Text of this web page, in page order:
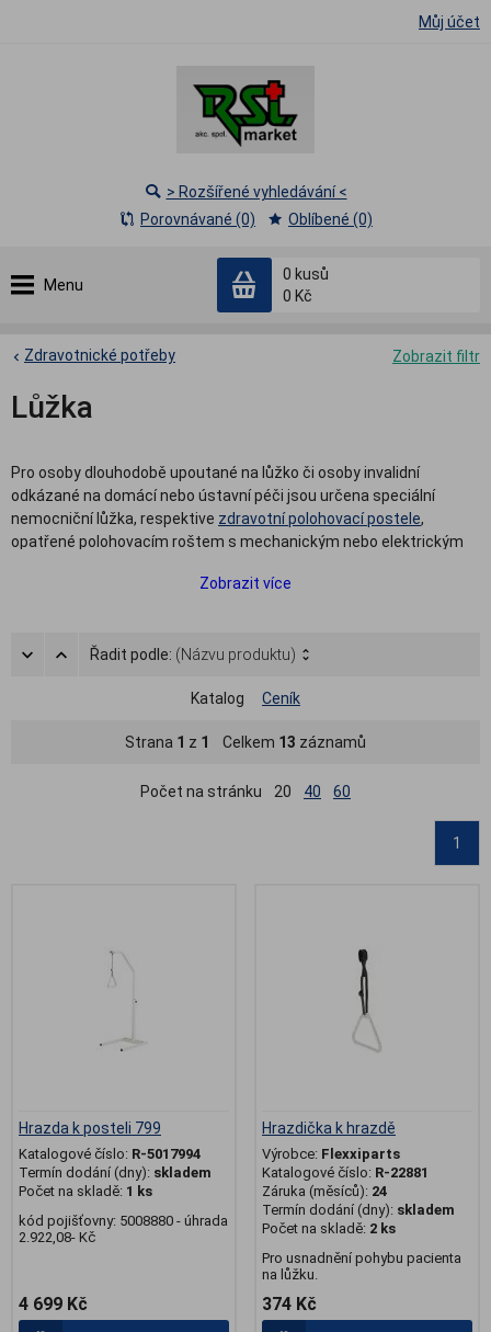
Můj účet
Menu
0 kusů
0 Kč
> Rozšířené vyhledávání <
Porovnávané (0)
Oblíbené (0)
Zobrazit filtr
Zdravotnické potřeby
Lůžka
Pro osoby dlouhodobě upoutané na lůžko či osoby invalidní
odkázané na domácí nebo ústavní péči jsou určena speciální
nemocniční lůžka, respektive zdravotní polohovací postele,
opatřené polohovacím roštem s mechanickým nebo elektrickým
s elektrickým ovládáním. Zdravotní polohovací lůžka obecně
proleženinám.
Do výbavy zdravotního polohovacího lůžka patří také bezpečnostní
hrazda k posteli, zádová opěrka čistolek k posteli. Pomocnou
samostatně. Nevíte-li si rady se správným výběrem zdravotní
Zobrazit více
Řadit podle: (Názvu produktu)
Katalog Ceník
Strana 1 z 1 Celkem 13 záznamů
Počet na stránku 20 40 60
1
Hrazda k posteli 799
Katalogové číslo: R-5017994
Termín dodání (dny): skladem
Počet na skladě: 1 ks
kód pojišťovny: 5008880 - úhrada
2.922,08- Kč
4 699 Kč
Hrazdička k hrazdě
Výrobce: Flexxiparts
Katalogové číslo: R-22881
Záruka (měsíců): 24
Termín dodání (dny): skladem
Počet na skladě: 2 ks
Pro usnadnění pohybu pacienta
na lůžku.
374 Kč